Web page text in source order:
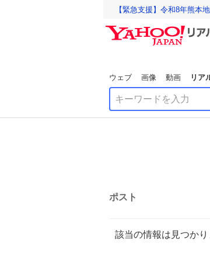
【緊急支援】令和8年熊本
ウェブ 画像 動画 リア
ポスト
該当の情報は見つかり